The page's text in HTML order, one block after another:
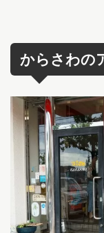
からさわの